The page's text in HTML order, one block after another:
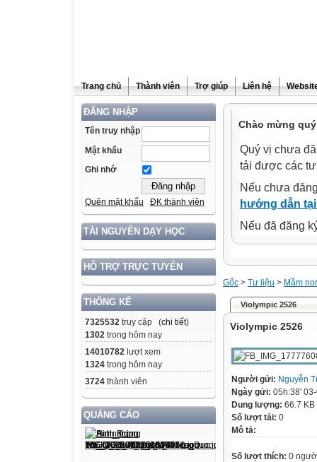
Trang chủ Thành viên Trợ giúp Liên hệ
ĐĂNG NHẬP
Tên truy nhập
Mật khẩu
Ghi nhớ
Quên mật khẩu ĐK thành viên
TÀI NGUYÊN DẠY HỌC
HỖ TRỢ TRỰC TUYẾN
THỐNG KÊ
7325532 truy cập (chi tiết)
1302 trong hôm nay
14010782 lượt xem
1324 trong hôm nay
3724 thành viên
QUẢNG CÁO
Chào mừng
Quý vị chưa
tải được các
Nếu chưa
hướng dẫn
Nếu đã đăng
Gốc > Tư liệu > Mầm
Violympic 2526
Violympic 2526
Người gửi: Nguyễn
Ngày gửi: 05h:38'
Dung lượng: 66.7 KB
Số lượt tải: 0
Mô tả:
Số lượt thích: 0